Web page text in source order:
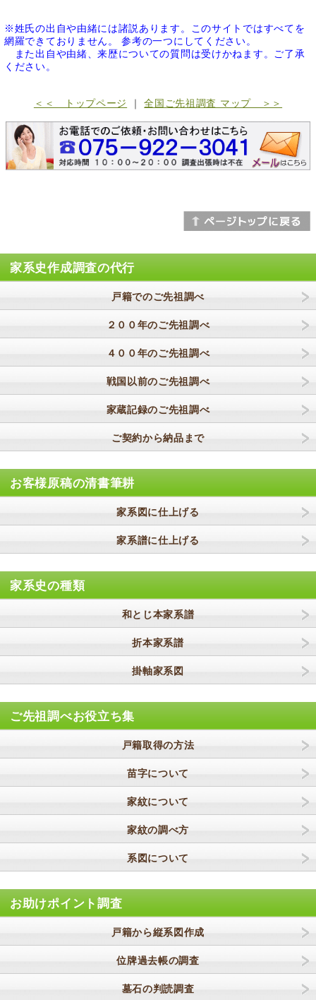
※姓氏の出自や由緒には諸説あります。このサイトではすべてを
網羅できておりません。 参考の一つにしてください。
また出自や由緒、来歴についての質問は受けかねます。ご了承
ください。
＜＜ トップページ ｜全国ご先祖調査 マップ ＞＞
家系史作成調査の代行
戸籍でのご先祖調べ
２００年のご先祖調べ
４００年のご先祖調べ
戦国以前のご先祖調べ
家蔵記録のご先祖調べ
ご契約から納品まで
お客様原稿の清書筆耕
家系図に仕上げる
家系譜に仕上げる
家系史の種類
和とじ本家系譜
折本家系譜
掛軸家系図
ご先祖調べお役立ち集
戸籍取得の方法
苗字について
家紋について
家紋の調べ方
系図について
お助けポイント調査
戸籍から縦系図作成
位牌過去帳の調査
墓石の判読調査